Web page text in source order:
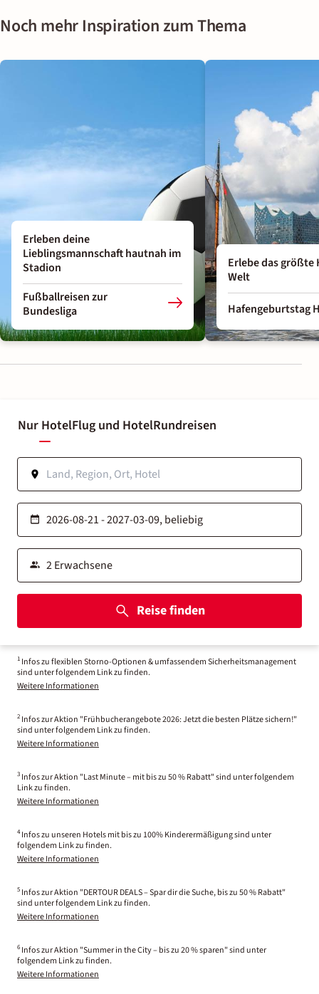
Noch mehr Inspiration zum Thema
Erleben deine
Lieblingsmannschaft hautnah im
Stadion
Fußballreisen zur
Bundesliga
Erlebe das größte
Welt
Hafengeburtstag
Nur HotelFlug und HotelRundreisen
Reise finden
1 Infos zu flexiblen Storno-Optionen & umfassendem Sicherheitsmanagement
sind unter folgendem Link zu finden.
Weitere Informationen
2 Infos zur Aktion "Frühbucherangebote 2026: Jetzt die besten Plätze sichern!"
sind unter folgendem Link zu finden.
Weitere Informationen
3 Infos zur Aktion "Last Minute – mit bis zu 50 % Rabatt" sind unter folgendem
Link zu finden.
Weitere Informationen
4 Infos zu unseren Hotels mit bis zu 100% Kinderermäßigung sind unter
folgendem Link zu finden.
Weitere Informationen
5 Infos zur Aktion "DERTOUR DEALS – Spar dir die Suche, bis zu 50 % Rabatt"
sind unter folgendem Link zu finden.
Weitere Informationen
6 Infos zur Aktion "Summer in the City – bis zu 20 % sparen" sind unter
folgendem Link zu finden.
Weitere Informationen